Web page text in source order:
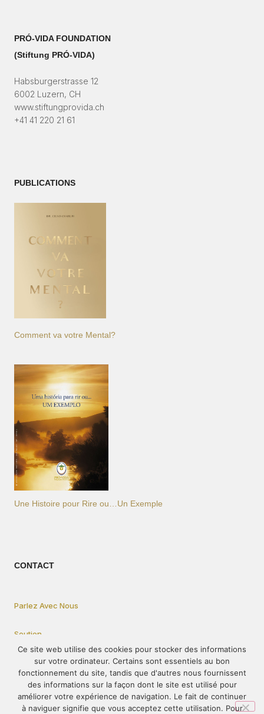
PRÓ-VIDA FOUNDATION
(Stiftung PRÓ-VIDA)​
Habsburgerstrasse 12
6002 Luzern, CH
www.stiftungprovida.ch
+41 41 220 21 61
PUBLICATIONS
Comment va votre Mental?
Une Histoire pour Rire ou…Un Exemple
CONTACT
Parlez Avec Nous
Soutien
Privacy Statement
Comment participer
Ce site web utilise des cookies pour stocker des informations
sur votre ordinateur. Certains sont essentiels au bon
fonctionnement du site, tandis que d'autres nous fournissent
des informations sur la façon dont le site est utilisé pour
améliorer votre expérience de navigation. Le fait de continuer
à naviguer signifie que vous acceptez cette utilisation. Pour